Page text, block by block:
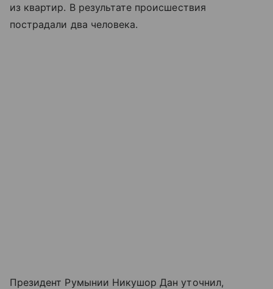
из квартир. В результате происшествия
пострадали два человека.
Президент Румынии Никушор Дан уточнил,